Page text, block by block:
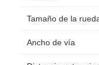
Tamaño de la
Ancho de vía